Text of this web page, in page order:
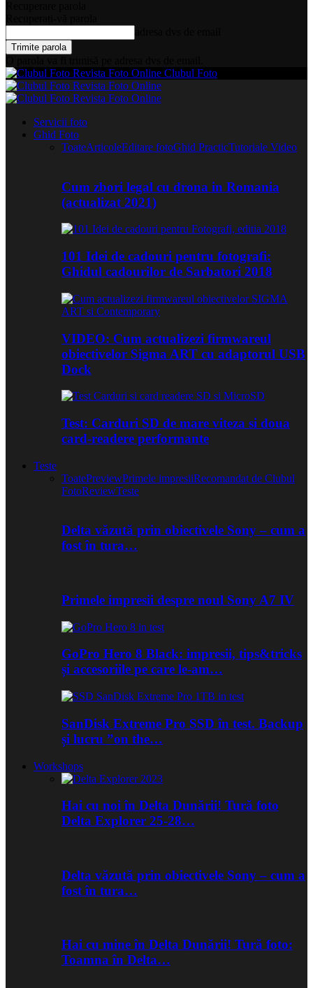
Clubul Foto
Servicii foto
Ghid Foto
ToateArticoleEditare fotoGhid PracticTutoriale Video
Cum zbori legal cu drona in Romania
(actualizat 2021)
101 Idei de cadouri pentru fotografi:
Ghidul cadourilor de Sarbatori 2018
VIDEO: Cum actualizezi firmwareul
obiectivelor Sigma ART cu adaptorul USB
Dock
Test: Carduri SD de mare viteza si doua
card-readere performante
Teste
ToatePreviewPrimele impresiiRecomandat de Clubul
FotoReviewTeste
Delta văzută prin obiectivele Sony – cum a
fost în tura…
Primele impresii despre noul Sony A7 IV
GoPro Hero 8 Black: impresii, tips&tricks
și accesoriile pe care le-am…
SanDisk Extreme Pro SSD în test. Backup
și lucru ”on the…
Workshops
Hai cu noi în Delta Dunării! Tură foto
Delta Explorer 25-28…
Delta văzută prin obiectivele Sony – cum a
fost în tura…
Hai cu mine în Delta Dunării! Tură foto:
Toamna în Delta…